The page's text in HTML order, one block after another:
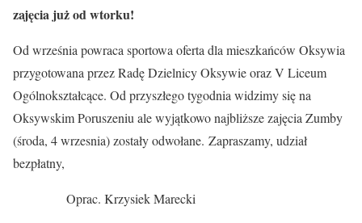
zajęcia już od wtorku!
Od września powraca sportowa oferta dla mieszkańców Oksywia
przygotowana przez Radę Dzielnicy Oksywie oraz V Liceum
Ogólnokształcące. Od przyszłego tygodnia widzimy się na
Oksywskim Poruszeniu ale wyjątkowo najbliższe zajęcia Zumby
(środa, 4 wrzesnia) zostały odwołane. Zapraszamy, udział
bezpłatny,
Oprac. Krzysiek Marecki